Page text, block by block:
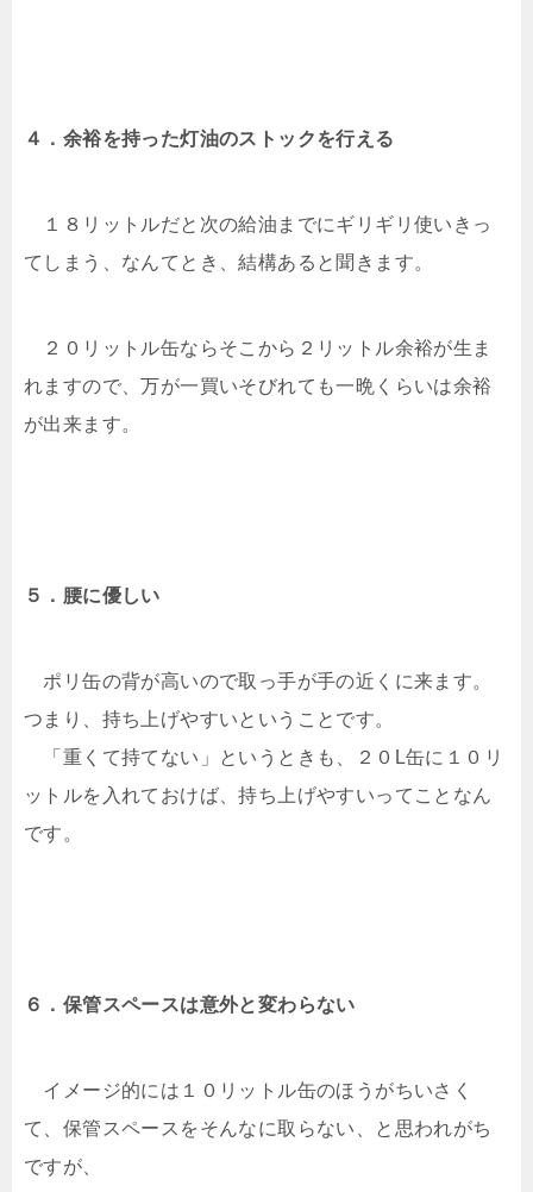
４．余裕を持った灯油のストックを行える
１８リットルだと次の給油までにギリギリ使いきっ
てしまう、なんてとき、結構あると聞きます。
２０リットル缶ならそこから２リットル余裕が生ま
れますので、万が一買いそびれても一晩くらいは余裕
が出来ます。
５．腰に優しい
ポリ缶の背が高いので取っ手が手の近くに来ます。
つまり、持ち上げやすいということです。
「重くて持てない」というときも、２０L缶に１０リ
ットルを入れておけば、持ち上げやすいってことなん
です。
６．保管スペースは意外と変わらない
イメージ的には１０リットル缶のほうがちいさく
て、保管スペースをそんなに取らない、と思われがち
ですが、